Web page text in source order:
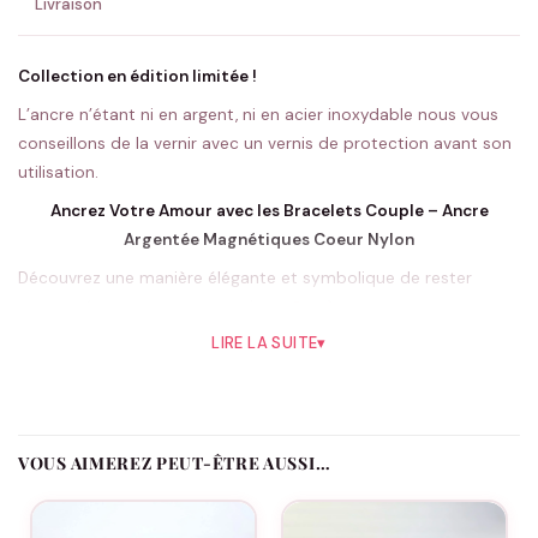
Livraison
Collection en édition limitée !
L’ancre n’étant ni en argent, ni en acier inoxydable nous vous
conseillons de la vernir avec un vernis de protection avant son
utilisation.
Ancrez Votre Amour avec les Bracelets Couple – Ancre
Argentée Magnétiques Coeur Nylon
Découvrez une manière élégante et symbolique de rester
bracelets pour couple. Ces bijoux uniques, featuring
même lorsque vous êtes physiquement séparés.
couples
LIRE LA SUITE▾
VOUS AIMEREZ PEUT-ÊTRE AUSSI…